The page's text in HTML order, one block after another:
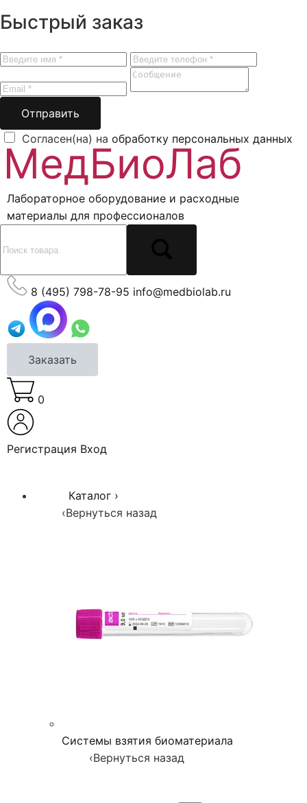
Быстрый заказ
Отправить
Согласен(на) на обработку персональных данных
Лабораторное оборудование и расходные
материалы для профессионалов
8 (495) 798-78-95 info@medbiolab.ru
Заказать
0
Регистрация Вход
Каталог ›
‹Вернуться назад
Системы взятия биоматериала
‹Вернуться назад